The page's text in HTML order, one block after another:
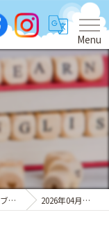
Menu
ブログ 2026年04月の記事